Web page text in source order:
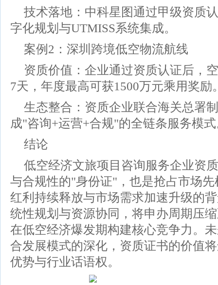
技术落地：中科星图通过甲级资质
字化规划与UTMISS系统集成。
案例2：深圳跨境低空物流航线
资质价值：企业通过资质认证后，
7天，年度最高可获1500万元乘用奖励
生态整合：资质企业联合海关总署
成"咨询+运营+合规"的全链条服务模
结论
低空经济文旅项目咨询服务企业资
与合规性的"身份证"，也是抢占市场
红利持续释放与市场需求加速升级的
统性规划与资源协同，将申办周期压
在低空经济爆发期构建核心竞争力。
合发展模式的深化，资质证书的价值
优势与行业话语权。